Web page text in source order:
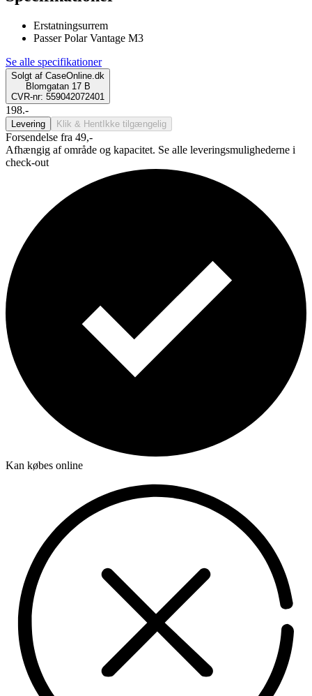
Erstatningsurrem
Passer Polar Vantage M3
Se alle specifikationer
Solgt af CaseOnline.dk
Blomgatan 17 B
CVR-nr: 559042072401
198.-
Levering Klik & Hent Ikke tilgængelig
Forsendelse fra 49,-
Afhængig af område og kapacitet. Se alle leveringsmulighederne i
check-out
Kan købes online